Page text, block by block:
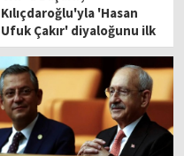
Kılıçdaroğlu'yla 'Hasan
Ufuk Çakır' diyaloğunu ilk
kez anlattı